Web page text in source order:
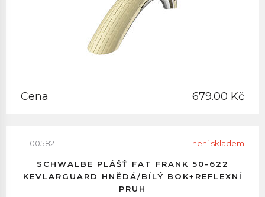
Cena 679.00 Kč
11100582 neni skladem
SCHWALBE PLÁŠŤ FAT FRANK 50-622
KEVLARGUARD HNĚDÁ/BÍLÝ BOK+REFLEXNÍ
PRUH